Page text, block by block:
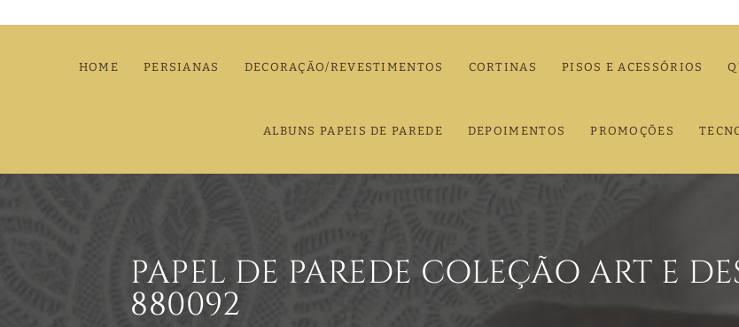
HOME PERSIANAS DECORAÇÃO/REVESTIMENTOS CORTINAS PISOS E ACESSÓRIOS
ALBUNS PAPEIS DE PAREDE DEPOIMENTOS PROMOÇÕES
PAPEL DE PAREDE COLEÇÃO ART E
880092